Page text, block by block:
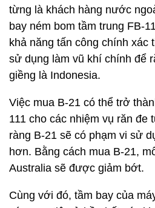
từng là khách hàng nước
bay ném bom tầm trung FB-
khả năng tấn công chính xác
sử dụng làm vũ khí chính để
giềng là Indonesia.
Việc mua B-21 có thể trở
111 cho các nhiệm vụ răn
ràng B-21 sẽ có phạm vi sử
hơn. Bằng cách mua B-21,
Australia sẽ được giảm bớt.
Cùng với đó, tầm bay của